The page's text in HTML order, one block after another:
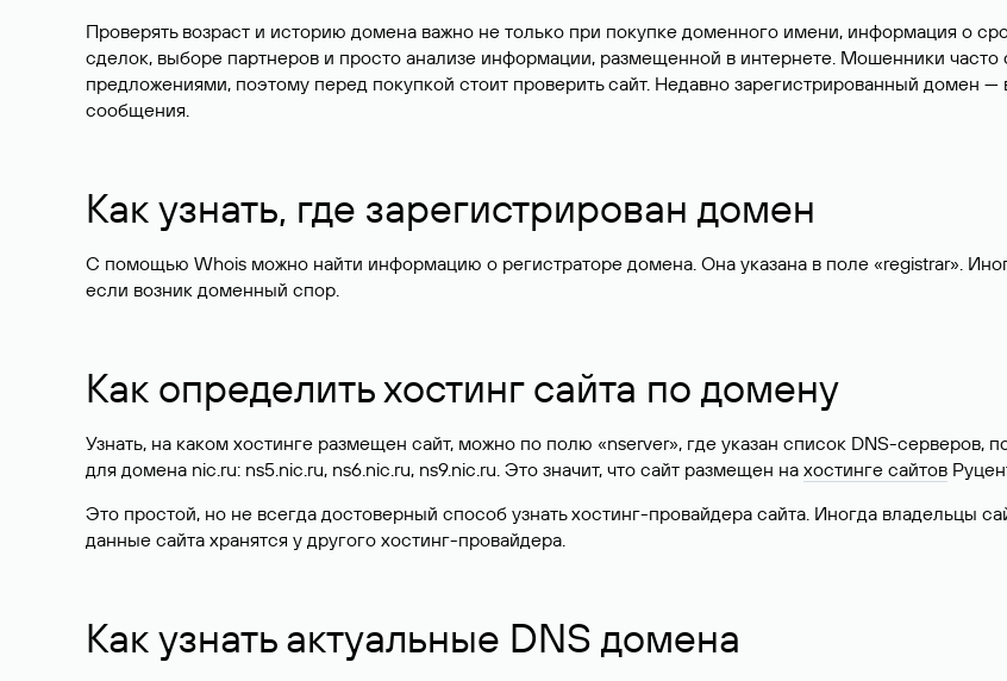
Проверять возраст и историю домена важно не только при покупке доменного имени, информация о
сделок, выборе партнеров и просто анализе информации, размещенной в интернете. Мошенники
предложениями, поэтому перед покупкой стоит проверить сайт. Недавно зарегистрированный домен
сообщения.
Как узнать, где зарегистрирован домен
С помощью Whois можно найти информацию о регистраторе домена. Она указана в поле «registrar».
если возник доменный спор.
Как определить хостинг сайта по домену
Узнать, на каком хостинге размещен сайт, можно по полю «nserver», где указан список DNS-
для домена nic.ru: ns5.nic.ru, ns6.nic.ru, ns9.nic.ru. Это значит, что сайт размещен на хостинге сайтов
Это простой, но не всегда достоверный способ узнать хостинг-провайдера сайта. Иногда владельцы
данные сайта хранятся у другого хостинг-провайдера.
Как узнать актуальные DNS домена